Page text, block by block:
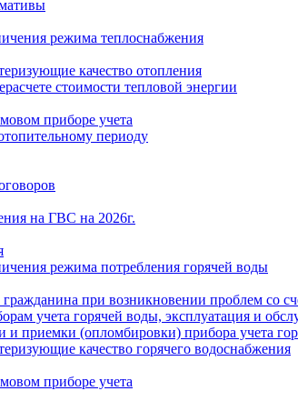
режима теплоснабжения
качество отопления
стоимости тепловой энергии
приборе учета
периоду
на ГВС на 2026г.
режима потребления горячей воды
при возникновении проблем со
учета горячей воды, эксплуатация и
и приемки (опломбировки) прибора учета
качество горячего водоснабжения
приборе учета